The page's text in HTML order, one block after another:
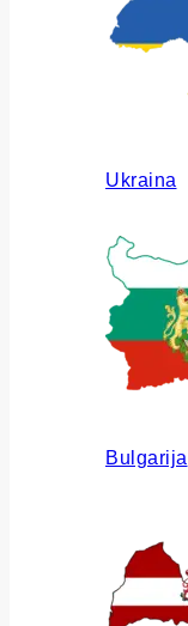
Ukraina
Bulgarija